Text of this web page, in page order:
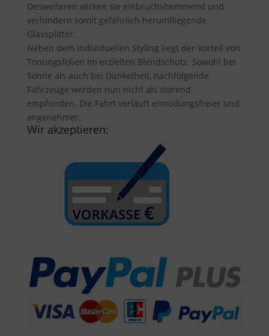
Desweiteren wirken sie einbruchshemmend und
verhindern somit gefährlich herumfliegende
Glassplitter.
Neben dem individuellen Styling liegt der Vorteil von
Tönungsfolien im erzielten Blendschutz. Sowohl bei
Sonne als auch bei Dunkelheit, nachfolgende
Fahrzeuge werden nun nicht als störend
empfunden. Die Fahrt verläuft ermüdungsfreier und
angenehmer.
Wir akzeptieren: